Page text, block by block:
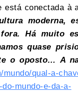
conectada à
moderna,
Há muito
quase
o oposto… A
mundo/qual-a-
mundo-e-da-a-